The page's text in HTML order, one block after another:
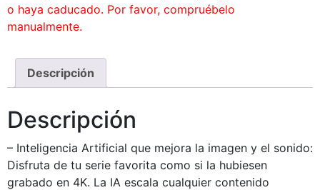
o haya caducado. Por favor, compruébelo
manualmente.
Descripción
Descripción
– Inteligencia Artificial que mejora la imagen y el sonido:
Disfruta de tu serie favorita como si la hubiesen
grabado en 4K. La IA escala cualquier contenido